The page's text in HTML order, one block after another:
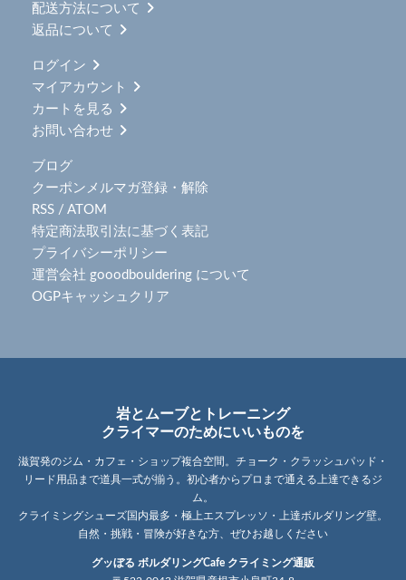
配送方法について
返品について
ログイン
マイアカウント
カートを見る
お問い合わせ
ブログ
クーポンメルマガ登録・解除
RSS / ATOM
特定商法取引法に基づく表記
プライバシーポリシー
運営会社 gooodbouldering について
OGPキャッシュクリア
岩とムーブとトレーニング
クライマーのためにいいものを
滋賀発のジム・カフェ・ショップ複合空間。チョーク・クラッシュパッド・
リード用品まで道具一式が揃う。初心者からプロまで通える上達できるジ
ム。
クライミングシューズ国内最多・極上エスプレッソ・上達ボルダリング壁。
自然・挑戦・冒険が好きな方、ぜひお越しください
グッぼる ボルダリングCafe クライミング通販